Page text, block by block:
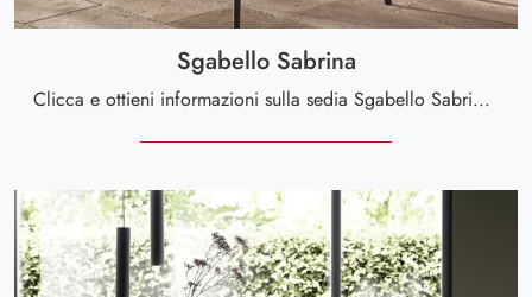
Sgabello Sabrina
Clicca e ottieni informazioni sulla sedia Sgabello Sabrina di Scavolini in tessuto: le più esclusive Sedie sgabelli moderne ti attendono.